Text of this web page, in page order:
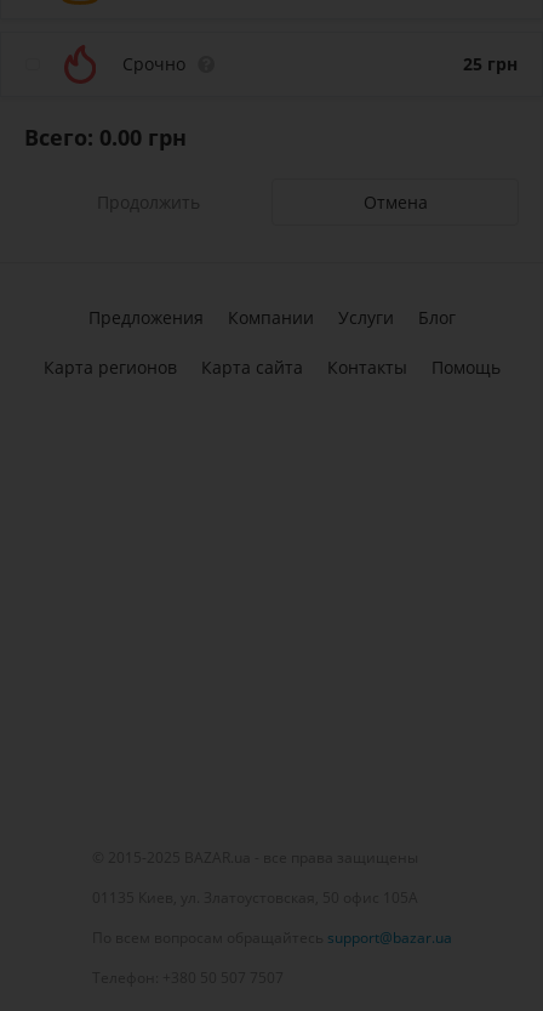
Срочно 25 грн
Всего: 0.00 грн
Отмена
support@bazar.ua
Предложения Компании Услуги Блог
Карта регионов Карта сайта Контакты Помощь